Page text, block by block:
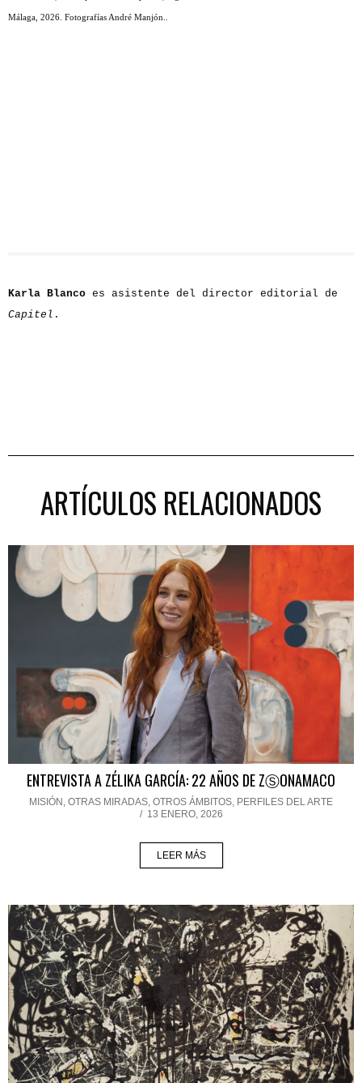
Málaga, 2026. Fotografías André Manjón..
Karla Blanco es asistente del director editorial de
Capitel .
ARTÍCULOS RELACIONADOS
ENTREVISTA A ZÉLIKA GARCÍA: 22 AÑOS DE ZⓈONAMACO
MISIÓN , OTRAS MIRADAS, OTROS ÁMBITOS, PERFILES DEL ARTE
/ 13 ENERO, 2026
LEER MÁS